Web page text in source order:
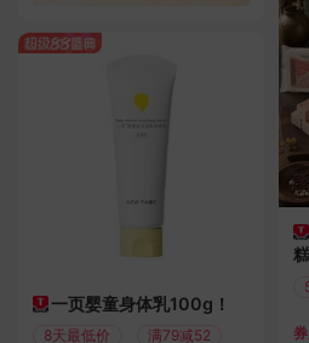
一页婴童身体乳100g！
8天最低价 满79减52